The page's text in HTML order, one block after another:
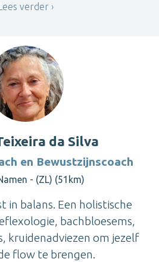
verder
da Silva
en Bewustzijnscoach
- (ZL) (51km)
in balans. Een holistische
bachbloesems,
kruidenadviezen om jezelf
flow te brengen.